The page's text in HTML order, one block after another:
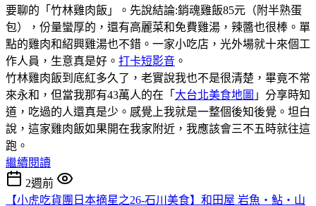
要聊的「竹林雞肉飯」。先說結論:銷魂雞飯85元（附半熟蛋
包），份量蠻厚的，還有高麗菜和免費雞湯，辣醬也很棒。單
點的雞肉和紹興雞湯也不錯。一家小吃店，光外場就十來個工
作人員，生意真是好。 打卡短影音 。
竹林雞肉飯到底紅多久了，老實說我也不是很清楚，畢竟不常
來永和，但當我那有43萬人的在「 大台北美食地圖 」分享時知
道，吃過的人還真是少。感覺上我就是一整個後知後覺。坦白
說，這家雞肉飯如果開在我家附近，我應該會三不五時就往這
跑。
繼續閱讀
2週前
【小虎吃貨團日本摘星之26-石川美食】和田屋 岩魚・鮎・山